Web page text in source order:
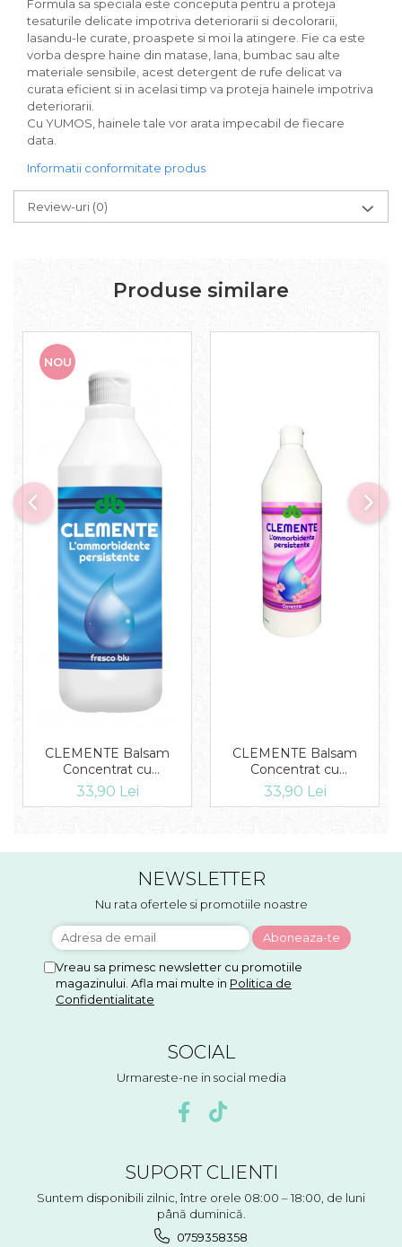
Solutie anticalcar pentru
cafetiere
Solutie curatare aparatura
electronica
Solutie multisuprafete
Formula sa speciala este conceputa pentru a proteja
tesaturile delicate impotriva deteriorarii si decolorarii,
lasandu-le curate, proaspete si moi la atingere. Fie ca este
vorba despre haine din matase, lana, bumbac sau alte
materiale sensibile, acest detergent de rufe delicat va
curata eficient si in acelasi timp va proteja hainele impotriva
deteriorarii.
Cu YUMOS, hainele tale vor arata impecabil de fiecare
data.
Informatii conformitate produs
Review-uri (0)
Produse similare
NOU
CLEMENTE Balsam
Concentrat cu
microcapsule Fresco Blu
33,90 Lei
CLEMENTE Balsam
Concentrat cu
microcapsule Carezza 1L
33,90 Lei
NEWSLETTER
Nu rata ofertele si promotiile noastre
Vreau sa primesc newsletter cu promotiile
magazinului. Afla mai multe in Politica de
Confidentialitate
SOCIAL
Urmareste-ne in social media
SUPORT CLIENTI
Suntem disponibili zilnic, între orele 08:00 – 18:00, de luni
până duminică.
0759358358